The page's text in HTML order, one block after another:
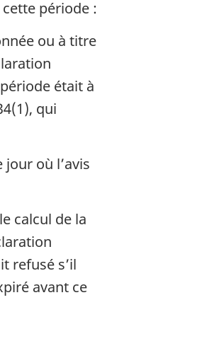
période :
ou à titre
était à
qui
où l’avis
calcul de la
refusé s’il
avant ce